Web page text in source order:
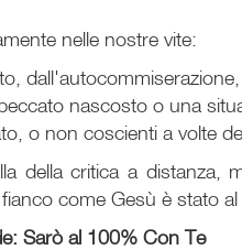
nelle nostre vite:
nascosto o una
o non coscienti a volte
della critica a
come Gesù è stato al
Sarò al 100% Con Te